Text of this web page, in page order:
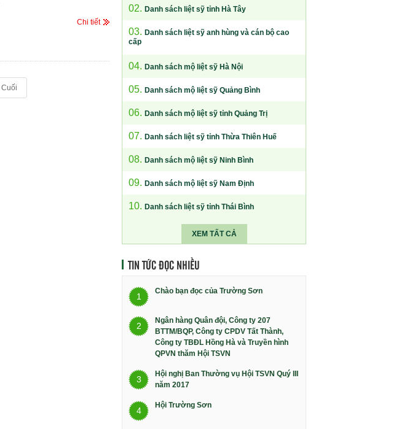
Chi tiết
Cuối
02. Danh sách liệt sỹ tỉnh Hà Tây
03. Danh sách liệt sỹ anh hùng và cán bộ cao
cấp
04. Danh sách mộ liệt sỹ Hà Nội
05. Danh sách mộ liệt sỹ Quảng Bình
06. Danh sách mộ liệt sỹ tỉnh Quảng Trị
07. Danh sách liệt sỹ tỉnh Thừa Thiên Huế
08. Danh sách mộ liệt sỹ Ninh Bình
09. Danh sách mộ liệt sỹ Nam Định
10. Danh sách liệt sỹ tỉnh Thái Bình
XEM TẤT CẢ
TIN TỨC ĐỌC NHIỀU
1
Chào bạn đọc của Trường Sơn
2
Ngân hàng Quân đội, Công ty 207
BTTM/BQP, Công ty CPDV Tất Thành,
Công ty TBĐL Hồng Hà và Truyền hình
QPVN thăm Hội TSVN
3
Hội nghị Ban Thường vụ Hội TSVN Quý III
năm 2017
4
Hội Trường Sơn